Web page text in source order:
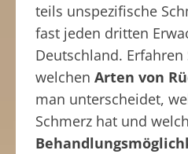
teils unspezifische
fast jeden dritten
Deutschland. Erfahren
welchen Arten von
man unterscheidet,
Schmerz hat und